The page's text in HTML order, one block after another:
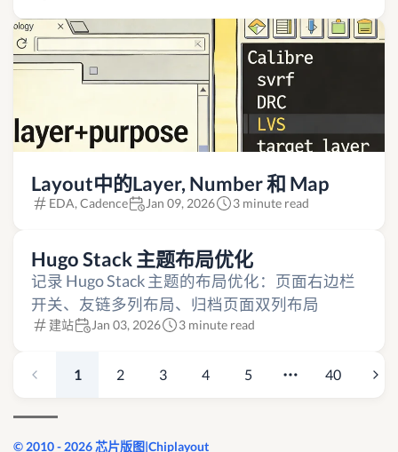
Layout中的Layer, Number 和 Map
EDA, Cadence Jan 09, 2026 3 minute read
Hugo Stack 主题布局优化
记录 Hugo Stack 主题的布局优化：页面右边栏
开关、友链多列布局、归档页面双列布局
建站 Jan 03, 2026 3 minute read
1 2 3 4 5 40
© 2010 - 2026 芯片版图|Chiplayout